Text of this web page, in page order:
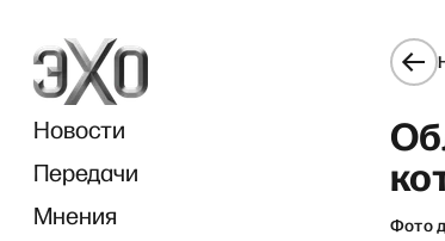
Новости
Передачи
Мнения
Фото